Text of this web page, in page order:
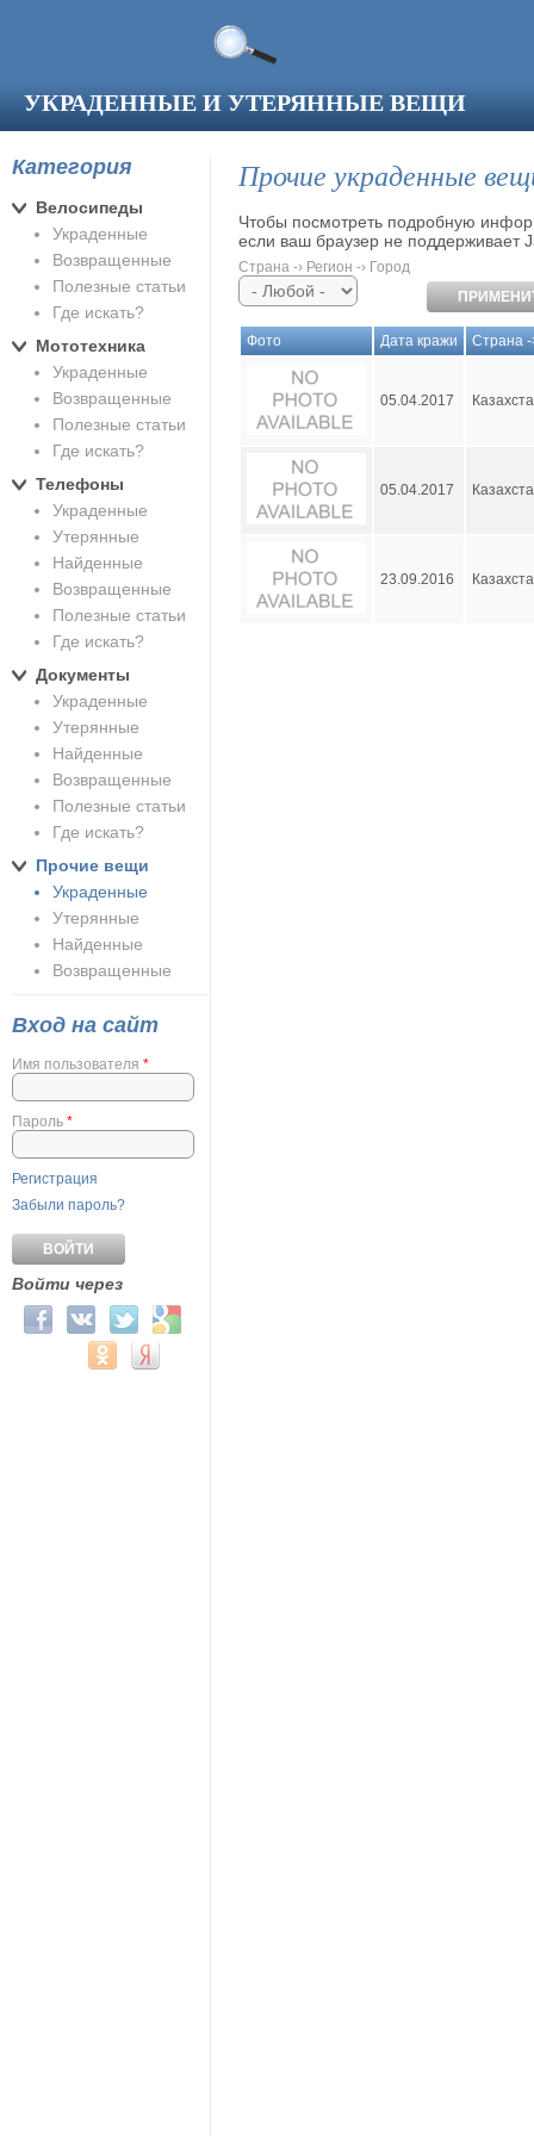
УКРАДЕННЫЕ И УТЕРЯННЫЕ ВЕЩИ
Прочие украденные
Чтобы посмотреть подробную
если ваш браузер не поддерживает
Страна -› Регион -› Город
Фото Дата кражи Страна -
05.04.2017
05.04.2017
23.09.2016
Категория
Велосипеды
Украденные
Возвращенные
Полезные статьи
Где искать?
Мототехника
Украденные
Возвращенные
Полезные статьи
Где искать?
Телефоны
Украденные
Утерянные
Найденные
Возвращенные
Полезные статьи
Где искать?
Документы
Украденные
Утерянные
Найденные
Возвращенные
Полезные статьи
Где искать?
Прочие вещи
Украденные
Утерянные
Найденные
Возвращенные
Вход на сайт
Имя пользователя *
Пароль *
Регистрация
Забыли пароль?
Войти через
Login with Facebook
Login with ВКонтакте
Login with Twitter
Login with Google
Login with Mail.ru
Login with Одноклассники
Login with Яндекс